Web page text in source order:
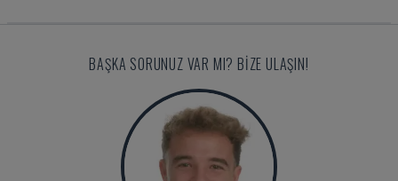
BAŞKA SORUNUZ VAR MI? BIZE ULAŞIN!